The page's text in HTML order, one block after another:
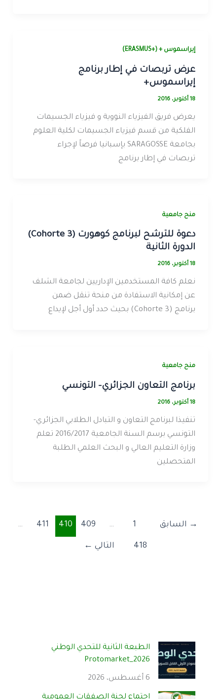
الطبعة الثانية للتحدي الوطني
Protomarket_2026
6 أغسطس، 2026
اجتماع لجنة الصفقات العمومية
إيراسموس + (+ERASMUS)
عرض تربصات في إطار برنامج
إيراسموس+
18 أكتوبر، 2016
يعرض فريق الفيزياء النووية و فيزياء الجسيمات
الفلكية من قسم فيزياء الجسيمات لكلية العلوم
بجامعة SARAGOSSE بإسبانيا فرصاً لإجراء
تربصات في إطار برنامج
منح جامعية
دعوة للترشح لبرنامج كوهورت (Cohorte 3)
الدورة الثانية
18 أكتوبر، 2016
نعلم كافة المستخدمين الإداريين لجامعة الشلف
عن إمكانية الاستفادة من منحة تنقل ضمن
برنامج (Cohorte 3) بحيث حدد أول أجل لإيداع
منح جامعية
برنامج التعاون الجزائري- التونسي
18 أكتوبر، 2016
تنفيذا لبرنامج التعاون و التبادل الطلابي الجزائري-
التونسي برسم السنة الجامعية 2016/2017 تعلم
وزارة التعليم العالي و البحث العلمي الطلبة
المتحصلين
→ السابق 1
…
409
410
411
…
418 التالي ←